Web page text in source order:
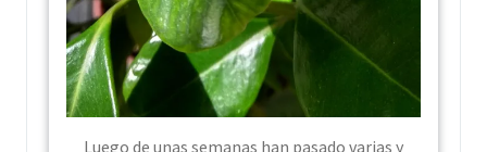
Luego de unas semanas han pasado varias y